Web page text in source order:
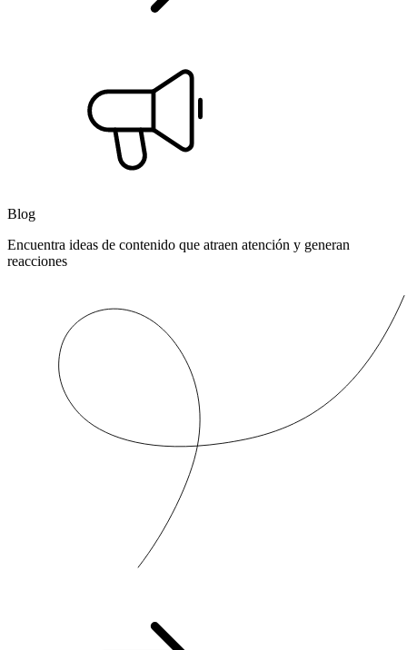
Blog
Encuentra ideas de contenido que atraen atención y generan
reacciones